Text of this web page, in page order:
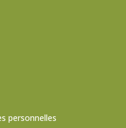
personnelles